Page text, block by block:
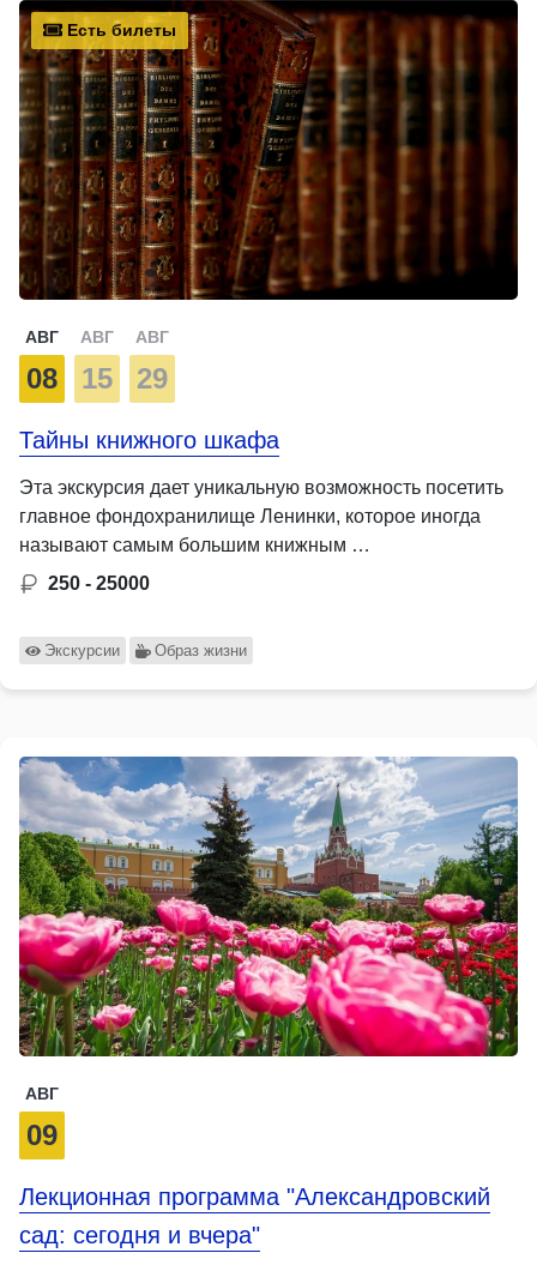
Есть билеты
АВГ
08
АВГ
15
АВГ
29
Тайны книжного шкафа
Эта экскурсия дает уникальную возможность посетить
главное фондохранилище Ленинки, которое иногда
называют самым большим книжным …
250 - 25000
Экскурсии Образ жизни
АВГ
09
Лекционная программа "Александровский
сад: сегодня и вчера"